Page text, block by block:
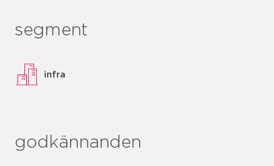
segment
infra
godkännanden